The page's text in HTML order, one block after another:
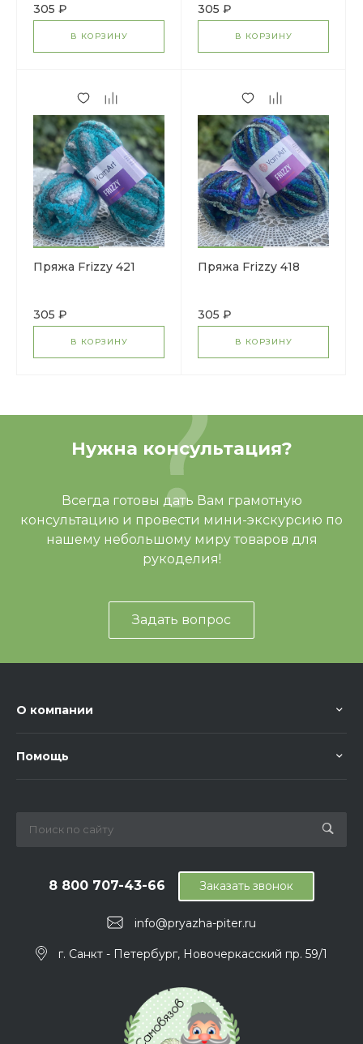
305 ₽
В КОРЗИНУ
305 ₽
В КОРЗИНУ
Пряжа Frizzy 421
305 ₽
В КОРЗИНУ
Пряжа Frizzy 418
305 ₽
В КОРЗИНУ
Нужна консультация?
Всегда готовы дать Вам грамотную
консультацию и провести мини-экскурсию по
нашему небольшому миру товаров для
рукоделия!
Задать вопрос
О компании
Помощь
info@pryazha-piter.ru
8 800 707-43-66
г. Санкт - Петербург, Новочеркасский пр. 59/1
Заказать звонок